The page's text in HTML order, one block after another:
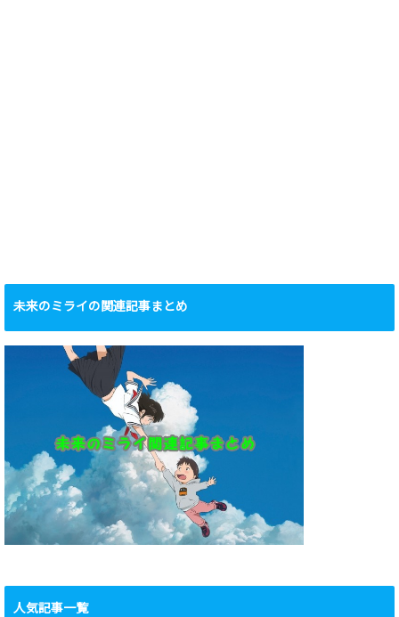
未来のミライの関連記事まとめ
人気記事一覧